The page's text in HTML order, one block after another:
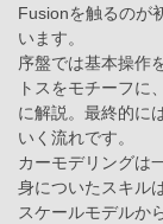
Fusionを触るのが
います。
序盤では基本操作
トスをモチーフに
に解説。最終的に
いく流れです。
カーモデリングは
身についたスキル
スケールモデルか